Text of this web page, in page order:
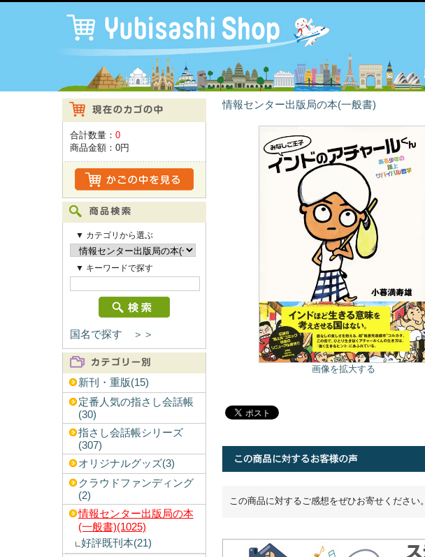
合計数量： 0
商品金額： 0円
▼ カテゴリから選ぶ
▼ キーワードで探す
国名で探す ＞＞
新刊・重版(15)
定番人気の指さし会話帳
(30)
指さし会話帳シリーズ
(307)
オリジナルグッズ(3)
クラウドファンディング
(2)
情報センター出版局の本
(一般書)(1025)
好評既刊本(21)
情報センター出版局の本(一般書)
画像を拡大する
この商品に対するご感想をぜひお寄せください。